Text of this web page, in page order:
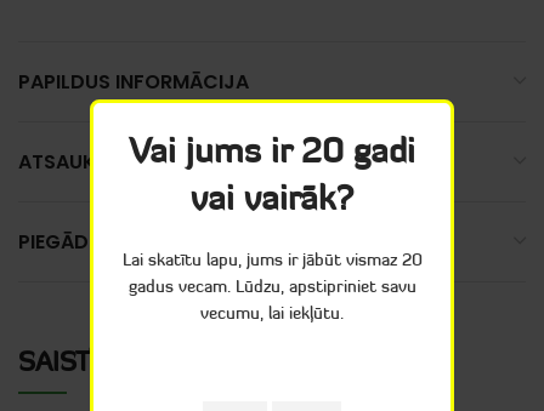
PAPILDUS INFORMĀCIJA
ATSAUKSMES (0)
PIEGĀDE
SAISTĪTIE PRODUKTI
Vai jums ir 20 gadi
vai vairāk?
Lai skatītu lapu, jums ir jābūt vismaz 20
gadus vecam. Lūdzu, apstipriniet savu
vecumu, lai iekļūtu.